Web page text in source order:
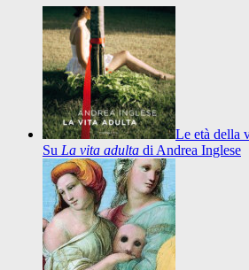
Le età della
Su La vita adulta di Andrea Inglese